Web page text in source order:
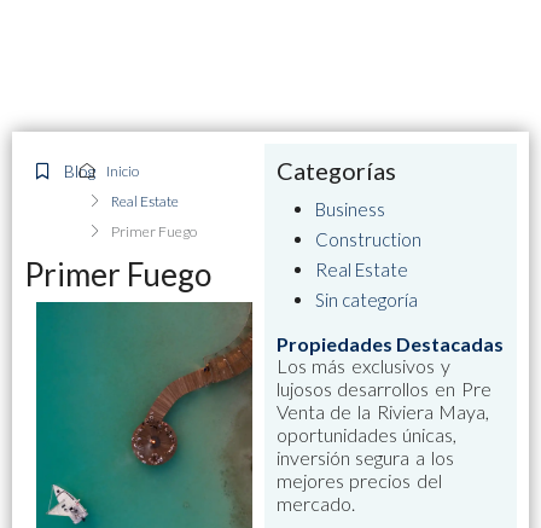
Blog
Inicio
Real Estate
Primer Fuego
Primer Fuego
Categorías
Business
Construction
Real Estate
Sin categoría
Propiedades Destacadas
Los más exclusivos y
lujosos desarrollos en Pre
Venta de la Riviera Maya,
oportunidades únicas,
inversión segura a los
mejores precios del
mercado.